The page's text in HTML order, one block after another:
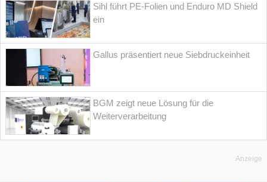
Sihl führt PE-Folien und Enduro MD Shield
ein
Gallus präsentiert neue Siebdruckeinheit
BGM zeigt neue Lösung für die
Weiterverarbeitung
Anzeige